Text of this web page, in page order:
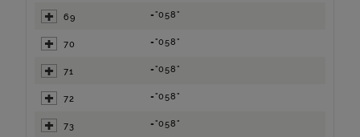
69 ="058"
70 ="058"
71 ="058"
72 ="058"
73 ="058"